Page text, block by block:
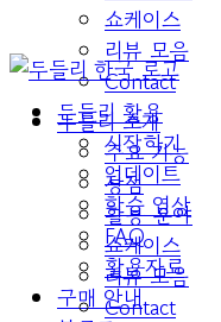
쇼케이스
리뷰 모음
Contact
두들리 활용
시작하기
업데이트
학습 영상
FAQ
활용자료
구매 안내
두들리 소개
주요 기능
장점
활용 분야
쇼케이스
리뷰 모음
Contact